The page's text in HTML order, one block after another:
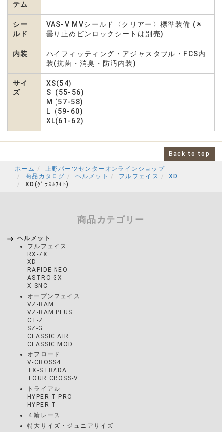
テム
シー
ルド
VAS-V MVシールド〈クリアー〉標準装備 (※
曇り止めピンロックシートは別売)
内装
ハイフィッティング・アジャスタブル・FCS内
装(抗菌・消臭・防汚内装)
サイ
ズ
XS(54)
S (55-56)
M (57-58)
L (59-60)
XL(61-62)
Back to top
ホーム
上野パーツセンターオンラインショップ
商品カタログ
ヘルメット フルフェイス
XD
XD(ｸﾞﾗｽﾎﾜｲﾄ)
商品カテゴリー
ヘルメット
フルフェイス
RX-7X
XD
RAPIDE-NEO
ASTRO-GX
X-SNC
オープンフェイス
VZ-RAM
VZ-RAM PLUS
CT-Z
SZ-G
CLASSIC AIR
CLASSIC MOD
オフロード
V-CROSS4
TX-STRADA
TOUR CROSS-V
トライアル
HYPER-T PRO
HYPER-T
４輪レース
特大サイズ・ジュニアサイズ